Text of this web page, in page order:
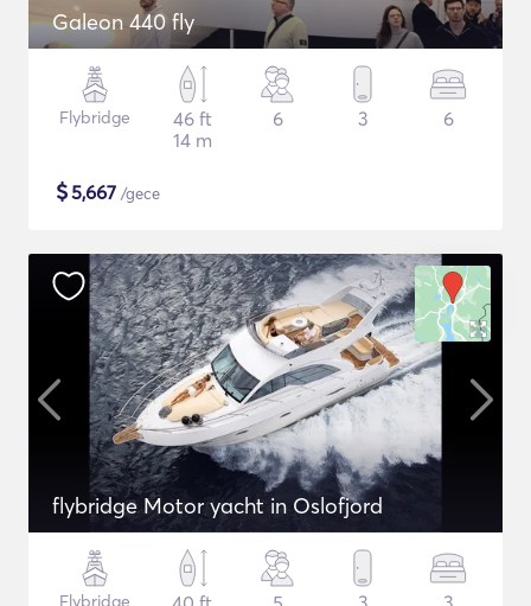
Galeon 440 fly
Flybridge
46 ft
14 m
6 3 6
$5,667 /gece
flybridge Motor yacht in Oslofjord
Flybridge